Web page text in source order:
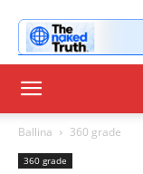
Ballina 360 grade
360 grade